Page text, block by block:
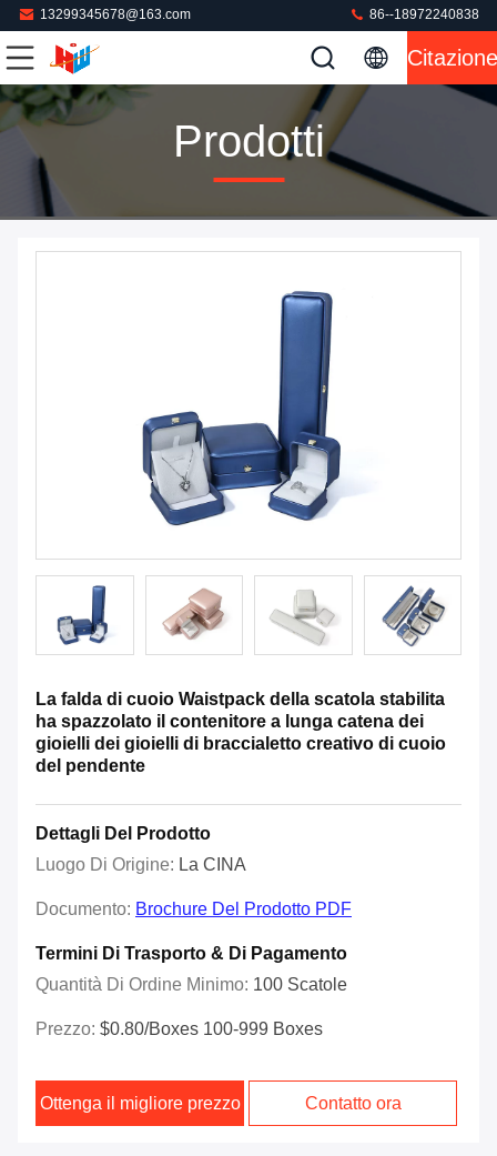
13299345678@163.com 86--18972240838
Citazione
Prodotti
La falda di cuoio Waistpack della scatola stabilita
ha spazzolato il contenitore a lunga catena dei
gioielli dei gioielli di braccialetto creativo di cuoio
del pendente
Dettagli Del Prodotto
Luogo Di Origine: La CINA
Documento: Brochure Del Prodotto PDF
Termini Di Trasporto & Di Pagamento
Quantità Di Ordine Minimo: 100 Scatole
Prezzo: $0.80/boxes 100-999 Boxes
Ottenga il migliore prezzo Contatto ora